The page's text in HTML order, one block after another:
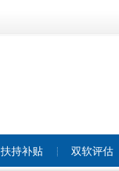
扶持补贴 双软评估